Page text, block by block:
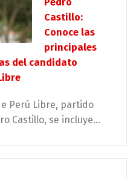
Castillo:
Conoce las
principales
del candidato
Perú Libre, partido
Castillo, se incluye...